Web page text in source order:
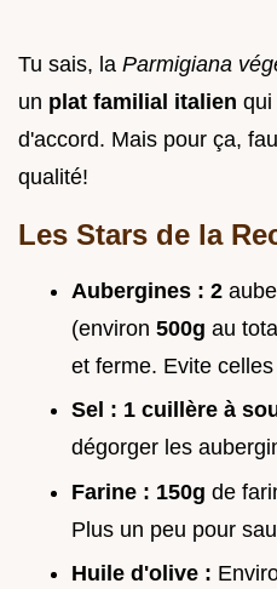
Tu sais, la Parmigiana
un plat familial italien qui
d'accord. Mais pour ça,
qualité!
Les Stars de la
Aubergines : 2
(environ 500g au
et ferme. Evite
Sel : 1 cuillère à
dégorger les
Farine : 150g de
Plus un peu pour
Huile d'olive :